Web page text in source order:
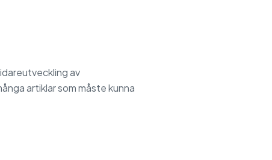
av
artiklar som måste kunna